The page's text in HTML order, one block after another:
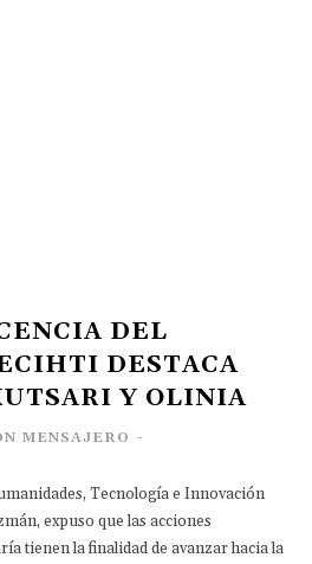
DEL
DESTACA
Y OLINIA
MENSAJERO -
Tecnología e Innovación
expuso que las acciones
tienen la finalidad de avanzar hacia la